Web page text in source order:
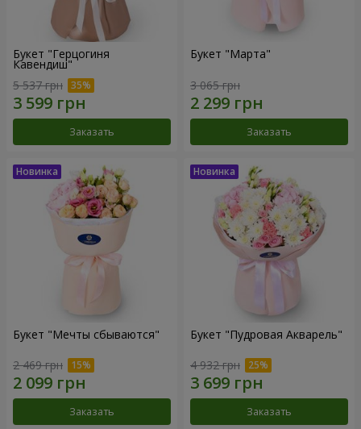
Букет "Герцогиня
Кавендиш"
5 537 грн
Заказать
Букет "Марта"
3 065 грн
Заказать
Букет "Мечты сбываются"
2 469 грн
Заказать
Букет "Пудровая Акварель"
4 932 грн
Заказать